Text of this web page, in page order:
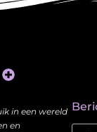
in een wereld
en